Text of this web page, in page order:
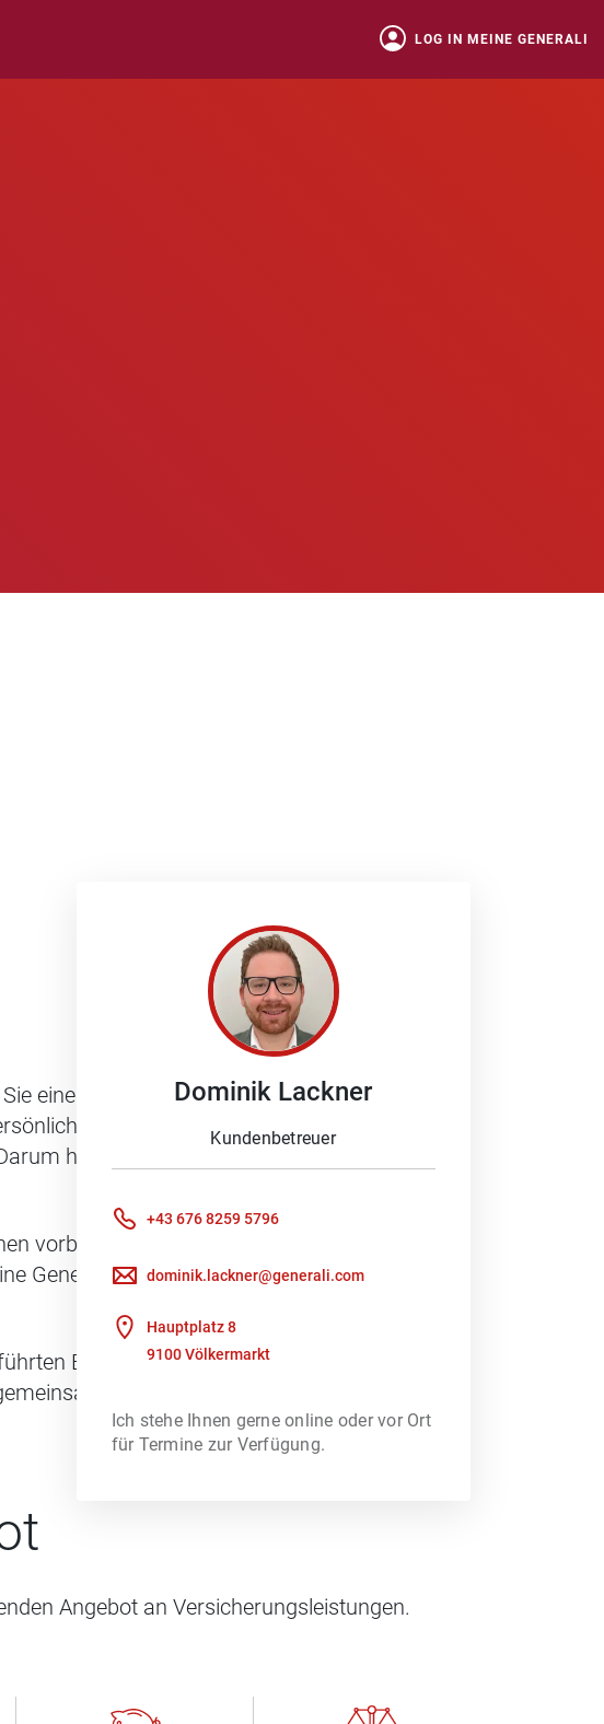
LOG IN MEINE GENERALI
Dominik Lackner
Kundenbetreuer
+43 676 8259 5796
dominik.lackner@generali.com
Hauptplatz 8
9100 Völkermarkt
Ich stehe Ihnen gerne online oder vor Ort
für Termine zur Verfügung.
einen Schaden melden möchten oder ein
Beratung braucht. Denn besonders im
helfe ich Ihnen gerne, Ihre Fragen zu
vorbei oder wir kümmern uns um Ihre
Generali Kundenportal nutzen, um direkt mit
Bedarfsberatung – unterstützt durch ein
heraus, welches
Angebot an Versicherungsleistungen.